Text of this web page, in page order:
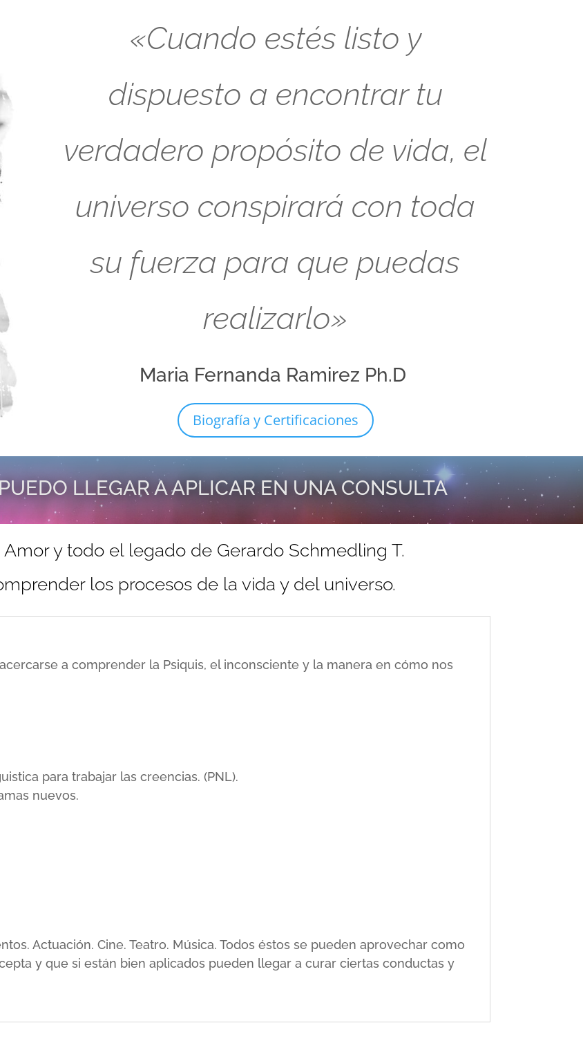
«Cuando estés listo y
dispuesto a encontrar tu
verdadero propósito de vida, el
universo conspirará con toda
su fuerza para que puedas
realizarlo»
Maria Fernanda Ramirez Ph.D
Biografía y Certificaciones
LLEGAR A APLICAR EN UNA CONSULTA
y todo el legado de Gerardo Schmedling T.
los procesos de la vida y del universo.
a comprender la Psiquis, el inconsciente y la manera en cómo nos
para trabajar las creencias. (PNL).
nuevos.
Actuación. Cine. Teatro. Música. Todos éstos se pueden aprovechar como
y que si están bien aplicados pueden llegar a curar ciertas conductas y